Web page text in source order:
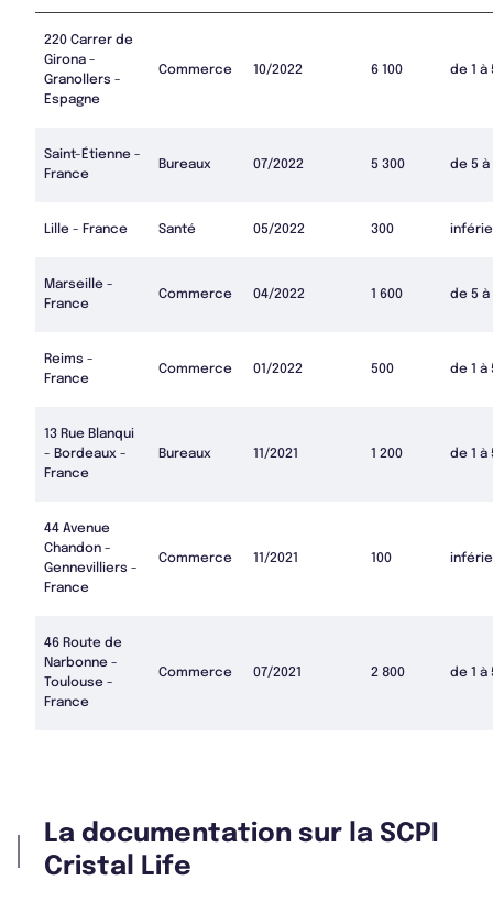
220 Carrer de
Girona -
Granollers -
Espagne
Commerce 10/2022 6 100 de 1 à
Saint-Étienne -
France
Bureaux 07/2022 5 300 de 5 à
Lille - France Santé 05/2022 300
Marseille -
France
Commerce 04/2022 1 600 de 5 à
Reims -
France
Commerce 01/2022 500 de 1 à
13 Rue Blanqui
- Bordeaux -
France
Bureaux 11/2021 1 200 de 1 à
44 Avenue
Chandon -
Gennevilliers -
France
Commerce 11/2021 100
46 Route de
Narbonne -
Toulouse -
France
Commerce 07/2021 2 800 de 1 à
La documentation sur la SCPI
Cristal Life